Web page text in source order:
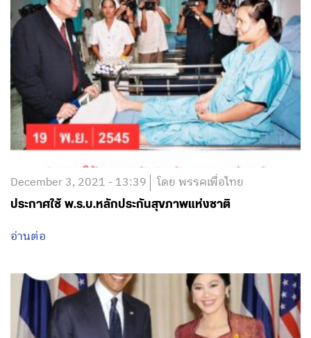
December 3, 2021 - 13:39 โดย พรรคเพื่อไทย
ประกาศใช้ พ.ร.บ.หลักประกันสุขภาพแห่งชาติ
อ่านต่อ